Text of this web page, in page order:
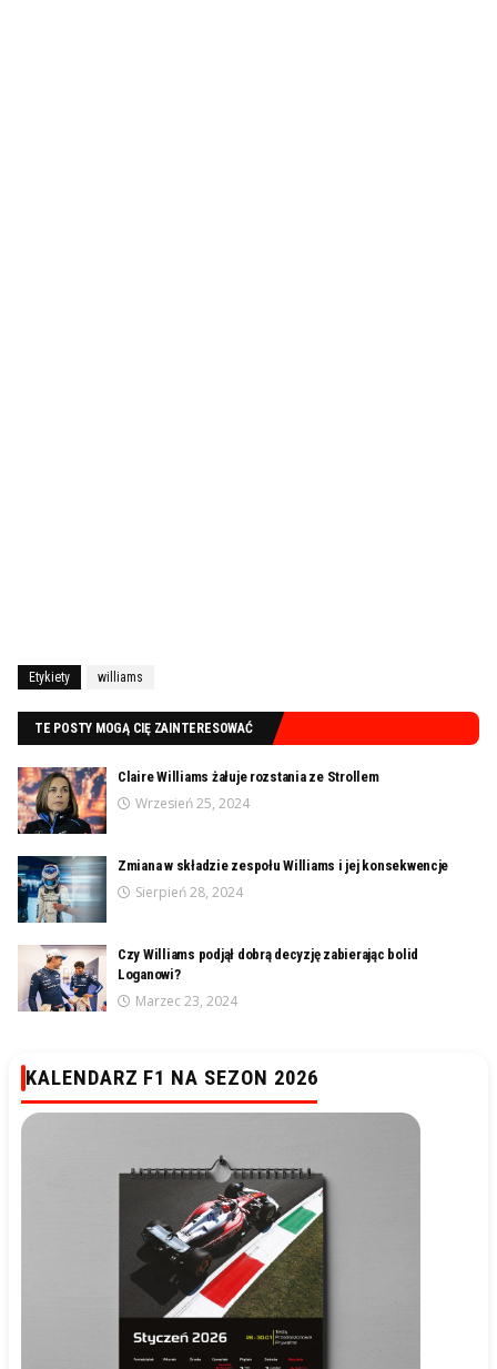
Etykiety williams
TE POSTY MOGĄ CIĘ ZAINTERESOWAĆ
Claire Williams żałuje rozstania ze Strollem
Wrzesień 25, 2024
Zmiana w składzie zespołu Williams i jej konsekwencje
Sierpień 28, 2024
Czy Williams podjął dobrą decyzję zabierając bolid
Loganowi?
Marzec 23, 2024
KALENDARZ F1 NA SEZON 2026